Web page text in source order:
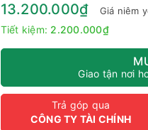
13.200.000₫ Giá niêm
Tiết kiệm: 2.200.000₫
Giao tận nơi
Trả góp qua
CÔNG TY TÀI CHÍNH